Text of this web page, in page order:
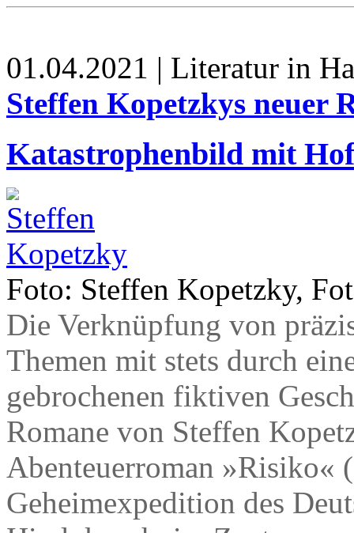
01.04.2021 | Literatur in
Steffen Kopetzkys neuer
Katastrophenbild mit
Foto: Steffen Kopetzky,
Die Verknüpfung von
Themen mit stets durch
gebrochenen fiktiven
Romane von Steffen
Abenteuerroman »Risiko«
Geheimexpedition des